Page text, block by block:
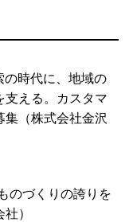
の時代に、地域の
支える。カスタマ
集（株式会社金沢
のづくりの誇りを
）